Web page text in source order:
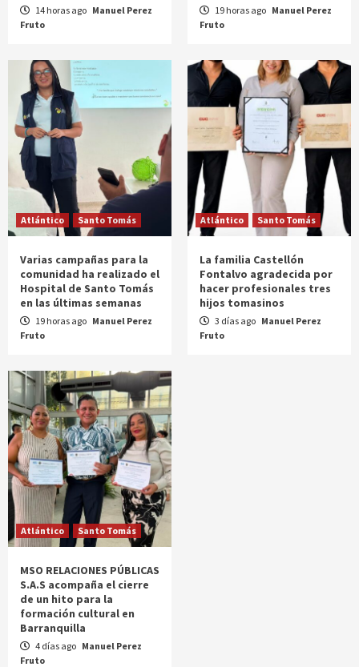
14 horas ago Manuel Perez
Fruto
19 horas ago Manuel Perez
Fruto
Atlántico Santo Tomás
Varias campañas para la
comunidad ha realizado el
Hospital de Santo Tomás
en las últimas semanas
19 horas ago Manuel Perez
Fruto
Atlántico Santo Tomás
La familia Castellón
Fontalvo agradecida por
hacer profesionales tres
hijos tomasinos
3 días ago Manuel Perez
Fruto
Atlántico Santo Tomás
MSO RELACIONES PÚBLICAS
S.A.S acompaña el cierre
de un hito para la
formación cultural en
Barranquilla
4 días ago Manuel Perez
Fruto